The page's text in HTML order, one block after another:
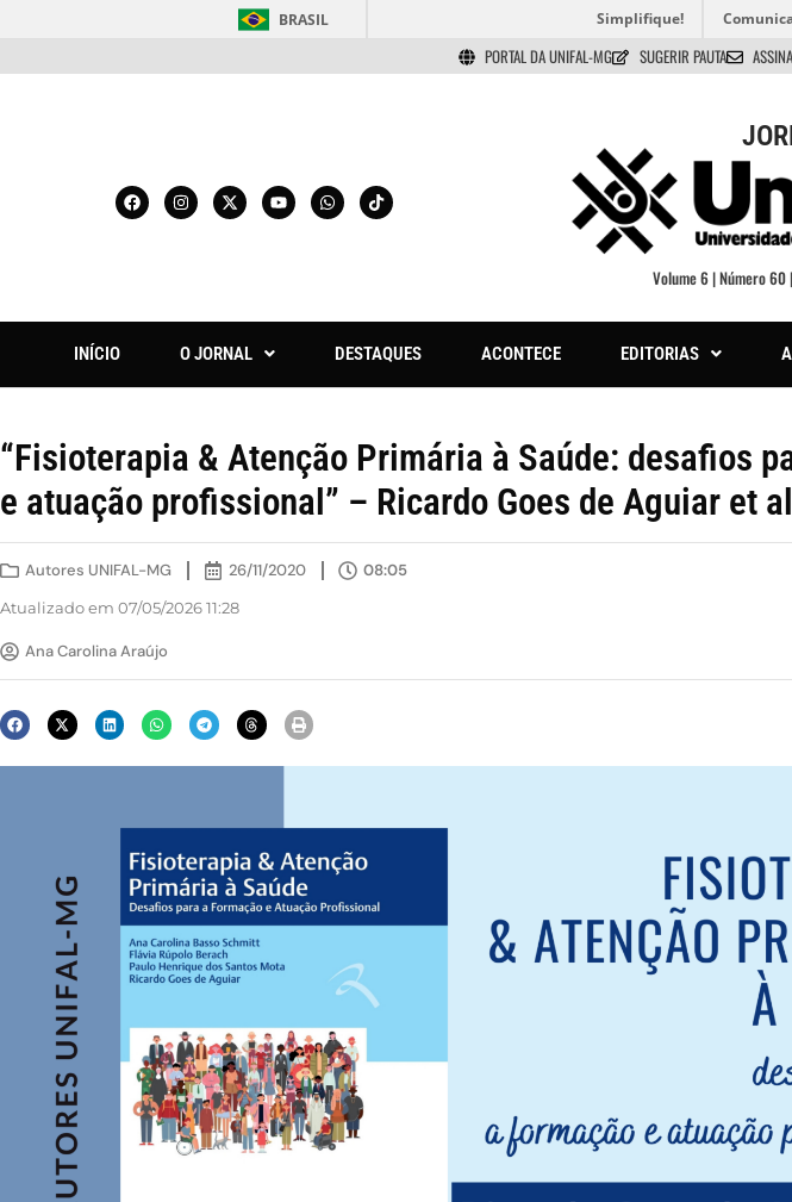
BRASIL Simplifique!
PORTAL DA UNIFAL-MG SUGERIR PAUTA
Volume 6 | Número 60
INÍCIO O JORNAL DESTAQUES ACONTECE EDITORIAS
“Fisioterapia & Atenção Primária à Saúde: desafios
e atuação profissional” – Ricardo Goes de Aguiar et
Autores UNIFAL-MG 26/11/2020 08:05
Atualizado em 07/05/2026 11:28
Ana Carolina Araújo